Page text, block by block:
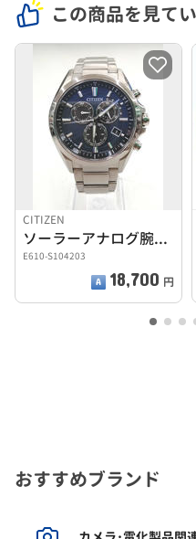
この商品を見て
CITIZEN
ソーラーアナログ腕時計
E610-S104203
18,700 円
おすすめブランド